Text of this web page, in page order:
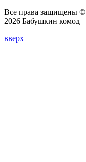
Все права защищены ©
2026 Бабушкин комод
вверх